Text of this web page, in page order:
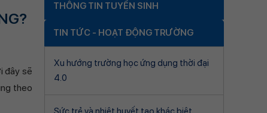
đây sẽ
theo
THÔNG TIN TUYỂN SINH
TIN TỨC - HOẠT ĐỘNG TRƯỜNG
Xu hướng trường học ứng dụng thời đại
4.0